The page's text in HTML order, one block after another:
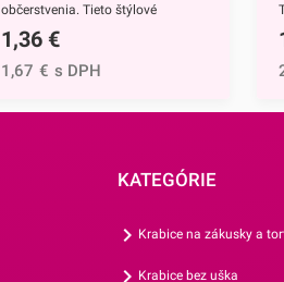
občerstvenia. Tieto štýlové
papierové košíčky sú nevyhnutnou
výbavou pri príprave muffinov,
pečenie ale aj na rôzne príležitosti
papiera, ktorý je vhodný na priamy
1,36 €
1,67 € s DPH
KATEGÓRIE
Krabice na zákusky a
Krabice bez uška